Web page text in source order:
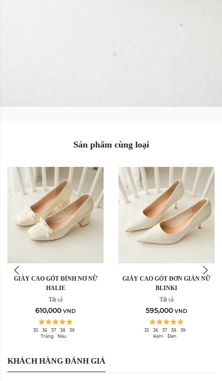
Sản phẩm cùng loại
GIÀY CAO GÓT ĐÍNH NƠ NỮ
HALIE
Tất cả
610,000 VND
35 36 37 38
39
Trắng
Nâu
Sản Phẩm Hết Hàng
GIÀY CAO GÓT ĐƠN GIẢN NỮ
BLINKI
Tất cả
595,000 VND
35 36 37 38
39
Kem
Đen
KHÁCH HÀNG ĐÁNH GIÁ